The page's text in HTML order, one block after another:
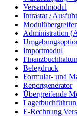
Versandmodul
Intrastat /
Administration
Importmodul
Belegdruck
Formular- und
Reportgenerator
Übergreifende
E-Rechnung